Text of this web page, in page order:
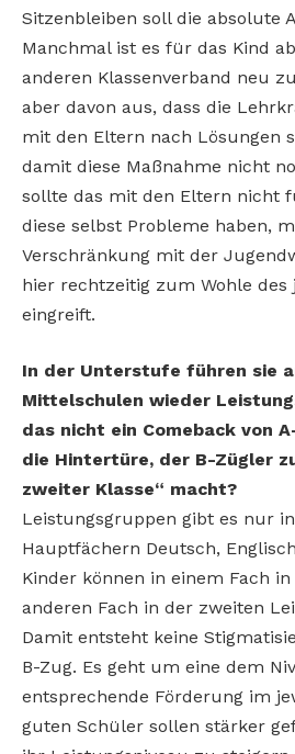
Sitzenbleiben soll die absolute
Manchmal ist es für das Kind
anderen Klassenverband neu
aber davon aus, dass die
mit den Eltern nach Lösungen
damit diese Maßnahme nicht
sollte das mit den Eltern nicht
diese selbst Probleme haben,
Verschränkung mit der
hier rechtzeitig zum Wohle des
eingreift.
In der Unterstufe führen sie
Mittelschulen wieder
das nicht ein Comeback von
die Hintertüre, der B-Zügler
zweiter Klasse“ macht?
Leistungsgruppen gibt es nur
Hauptfächern Deutsch,
Kinder können in einem Fach
anderen Fach in der zweiten
Damit entsteht keine
B-Zug. Es geht um eine dem
entsprechende Förderung im
guten Schüler sollen stärker